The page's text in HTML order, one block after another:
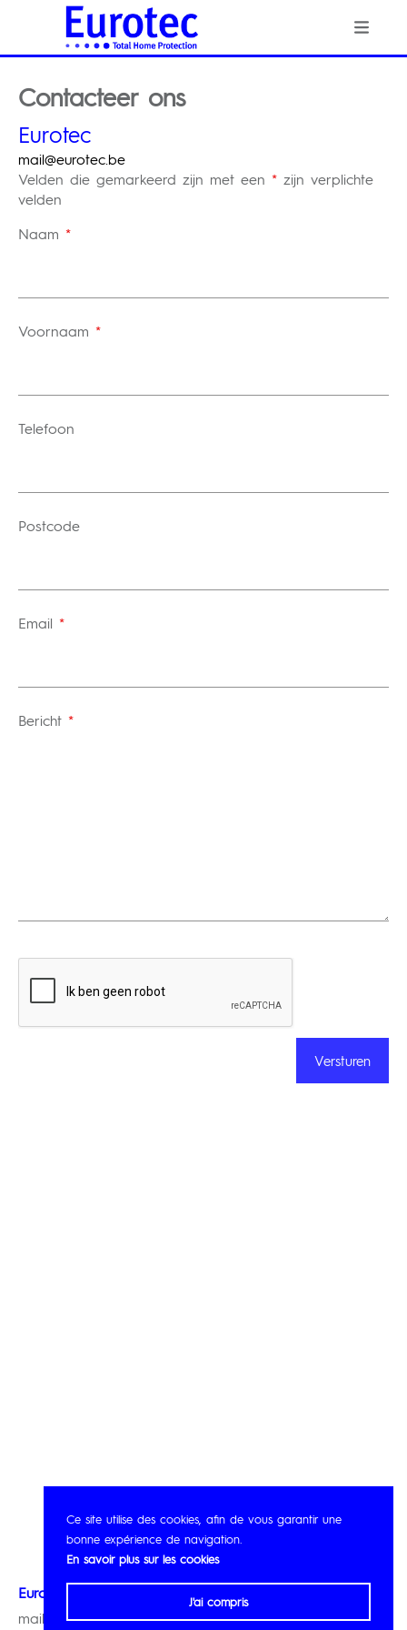
Contacteer ons
Eurotec
mail@eurotec.be
Velden die gemarkeerd zijn met een * zijn verplichte
velden
Naam *
Voornaam *
Telefoon
Postcode
Email *
Bericht *
Eurotec
mail@eurotec.be
Ce site utilise des cookies, afin de vous garantir une
bonne expérience de navigation.
En savoir plus sur les cookies
J'ai compris